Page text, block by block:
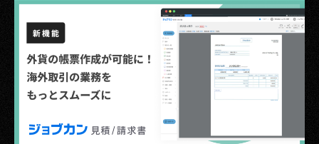
美少女図鑑
イベント
タテドラ
その他事業
CONTACT
PRIVACY POLICY